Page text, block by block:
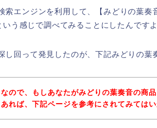
索エンジンを利用して、【みどりの葉
う感じで調べてみることにしたんですよ
し回って発見したのが、下記みどりの葉
なので、もしあなたがみどりの葉奏音の商
あれば、下記ページを参考にされてみては